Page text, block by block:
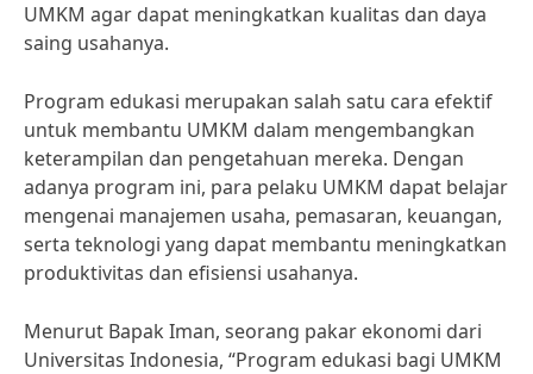
UMKM agar dapat meningkatkan kualitas dan daya
saing usahanya.
Program edukasi merupakan salah satu cara efektif
untuk membantu UMKM dalam mengembangkan
keterampilan dan pengetahuan mereka. Dengan
adanya program ini, para pelaku UMKM dapat belajar
mengenai manajemen usaha, pemasaran, keuangan,
serta teknologi yang dapat membantu meningkatkan
produktivitas dan efisiensi usahanya.
Menurut Bapak Iman, seorang pakar ekonomi dari
Universitas Indonesia, “Program edukasi bagi UMKM